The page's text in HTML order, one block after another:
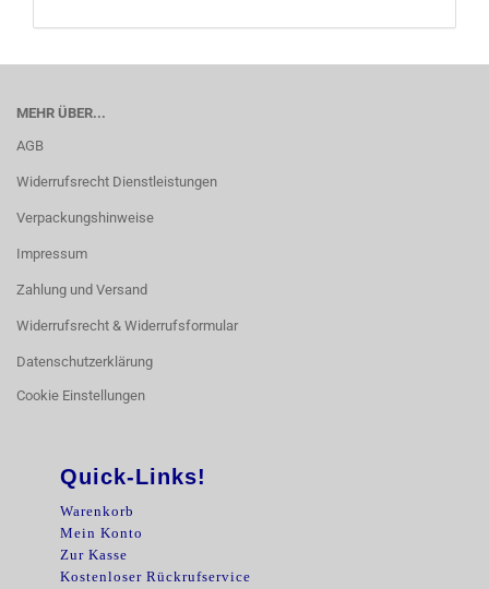
MEHR ÜBER...
AGB
Widerrufsrecht Dienstleistungen
Verpackungshinweise
Impressum
Zahlung und Versand
Widerrufsrecht & Widerrufsformular
Datenschutzerklärung
Cookie Einstellungen
Quick-Links!
Warenkorb
Mein Konto
Zur Kasse
Kostenloser Rückrufservice